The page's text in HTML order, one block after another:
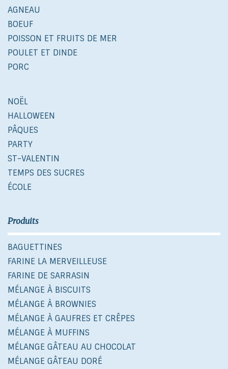
AGNEAU
BOEUF
POISSON ET FRUITS DE MER
POULET ET DINDE
PORC
NOËL
HALLOWEEN
PÂQUES
PARTY
ST-VALENTIN
TEMPS DES SUCRES
ÉCOLE
Produits
BAGUETTINES
FARINE LA MERVEILLEUSE
FARINE DE SARRASIN
MÉLANGE À BISCUITS
MÉLANGE À BROWNIES
MÉLANGE À GAUFRES ET CRÊPES
MÉLANGE À MUFFINS
MÉLANGE GÂTEAU AU CHOCOLAT
MÉLANGE GÂTEAU DORÉ